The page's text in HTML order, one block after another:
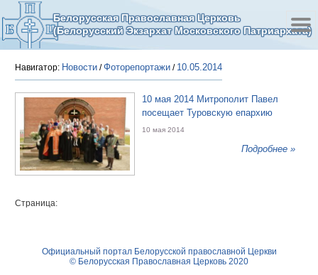
Белорусская Православная Церковь
(Белорусский Экзархат Московского Патриархата)
Навигатор: Новости /Фоторепортажи / 10.05.2014
10 мая 2014 Митрополит Павел
посещает Туровскую епархию
10 мая 2014
Подробнее »
Страница:
Официальный портал Белорусской православной Церкви
© Белорусская Православная Церковь 2020